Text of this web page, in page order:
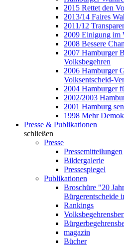
2015 Rettet den
2013/14 Faires
2011/12
2009 Einigung im
2008 Bessere
2007 Hamburger
Volksbegehren
2006 Hamburger
Volksentscheid-
2004 Hamburger
2002/2003
2001 Hamburg
1998 Mehr
Presse & Publikationen
schließen
Presse
Pressemitteilungen
Bildergalerie
Pressespiegel
Publikationen
Broschüre "20
Bürgerentscheide
Rankings
magazin
Bücher